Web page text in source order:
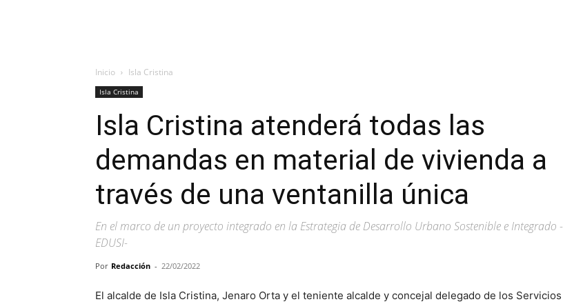
Inicio Isla Cristina
Isla Cristina
Isla Cristina atenderá todas las
demandas en material de vivienda a
través de una ventanilla única
En el marco de un proyecto integrado en la Estrategia de Desarrollo Urbano Sostenible e Integrado -
EDUSI-
Por Redacción - 22/02/2022
El alcalde de Isla Cristina, Jenaro Orta y el teniente alcalde y concejal delegado de los Servicios